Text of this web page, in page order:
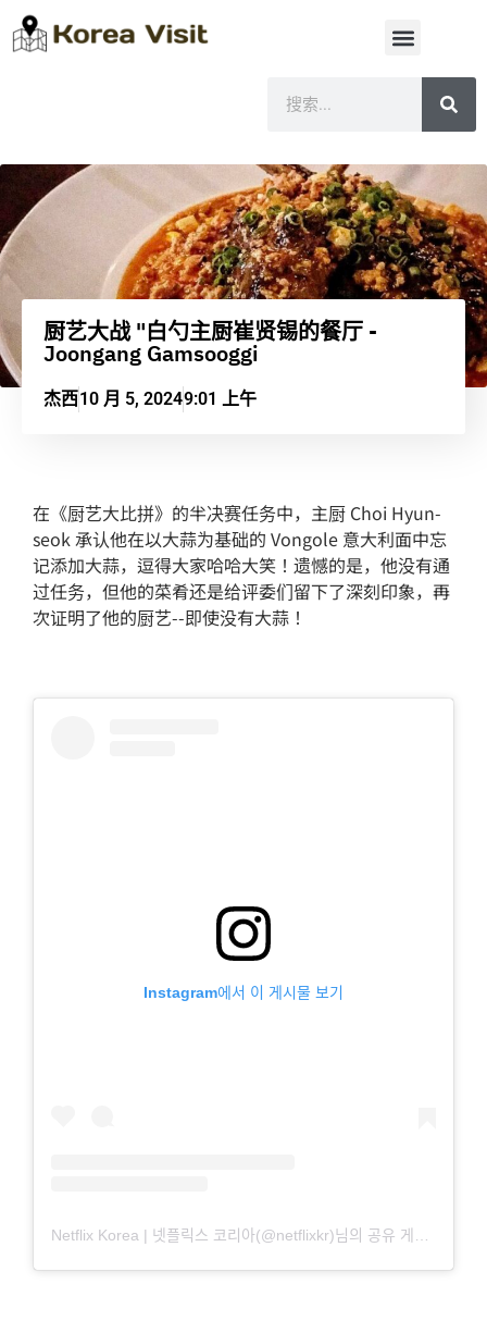
厨艺大战 "白勺主厨崔贤锡的餐厅 -
Joongang Gamsooggi
杰西10 月 5, 20249:01 上午
在《厨艺大比拼》的半决赛任务中，主厨 Choi Hyun-
seok 承认他在以大蒜为基础的 Vongole 意大利面中忘
记添加大蒜，逗得大家哈哈大笑！遗憾的是，他没有通
过任务，但他的菜肴还是给评委们留下了深刻印象，再
次证明了他的厨艺--即使没有大蒜！
Instagram에서 이 게시물 보기